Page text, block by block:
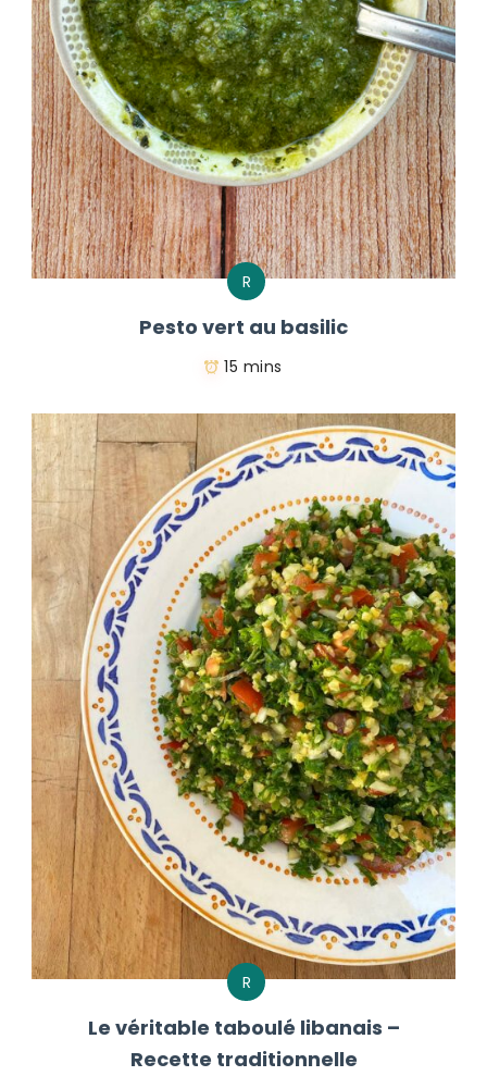
R
Pesto vert au basilic
15 mins
R
Le véritable taboulé libanais –
Recette traditionnelle